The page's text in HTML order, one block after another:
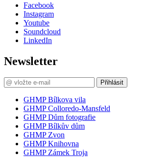
Facebook
Instagram
Youtube
Soundcloud
LinkedIn
Newsletter
Přihlásit
GHMP Bílkova vila
GHMP Colloredo-Mansfeld
GHMP Dům fotografie
GHMP Bílkův dům
GHMP Zvon
GHMP Knihovna
GHMP Zámek Troja